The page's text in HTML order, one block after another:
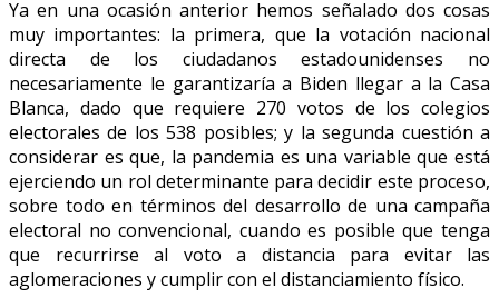
Ya en una ocasión anterior hemos señalado dos cosas
muy importantes: la primera, que la votación nacional
directa de los ciudadanos estadounidenses no
necesariamente le garantizaría a Biden llegar a la Casa
Blanca, dado que requiere 270 votos de los colegios
electorales de los 538 posibles; y la segunda cuestión a
considerar es que, la pandemia es una variable que está
ejerciendo un rol determinante para decidir este proceso,
sobre todo en términos del desarrollo de una campaña
electoral no convencional, cuando es posible que tenga
que recurrirse al voto a distancia para evitar las
aglomeraciones y cumplir con el distanciamiento físico.